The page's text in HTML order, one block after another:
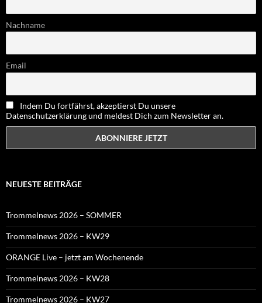
Nachname
Email
Indem Du fortfährst, akzeptierst Du unsere
Datenschutzerklärung und meldest Dich zum Newsletter an.
NEUESTE BEITRÄGE
Trommelnews 2026 – SOMMER
Trommelnews 2026 – KW29
ORANGE Live – jetzt am Wochenende
Trommelnews 2026 – KW28
Trommelnews 2026 – KW27